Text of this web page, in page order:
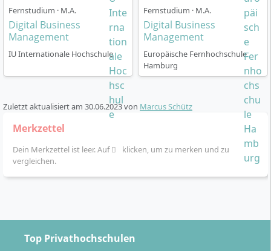
Fernstudium · M.A.
Digital Business
Management
IU Internationale Hochschule
Fernstudium · M.A.
Digital Business
Management
Europäische Fernhochschule
Hamburg
Zuletzt aktualisiert am 30.06.2023von Marcus Schütz
Merkzettel
Dein Merkzettel ist leer. Auf
klicken, um zu merken und zu
vergleichen.
Top Privathochschulen